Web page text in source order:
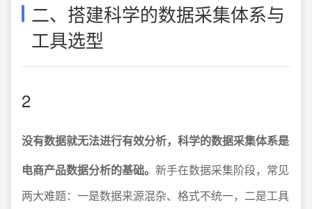
二、搭建科学的数据采集体系与
工具选型
2
没有数据就无法进行有效分析，科学的数据采集体系是
电商产品数据分析的基础。 新手在数据采集阶段，常见
两大难题：一是数据来源混杂、格式不统一，二是工具